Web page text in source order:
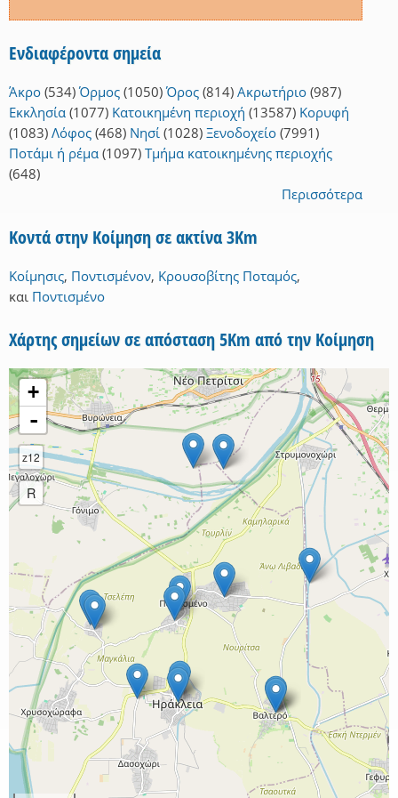
Ενδιαφέροντα σημεία
Άκρο (534) Όρμος (1050) Όρος (814) Ακρωτήριο (987)
Εκκλησία (1077) Κατοικημένη περιοχή (13587) Κορυφή
(1083) Λόφος (468) Νησί (1028) Ξενοδοχείο (7991)
Ποτάμι ή ρέμα (1097) Τμήμα κατοικημένης περιοχής
(648)
Περισσότερα
Κοντά στην Κοίμηση σε ακτίνα 3Km
Κοίμησις, Ποντισμένον, Κρουσοβίτης Ποταμός,
και Ποντισμένο
Χάρτης σημείων σε απόσταση 5Km από την Κοίμηση
+
-
z12
R